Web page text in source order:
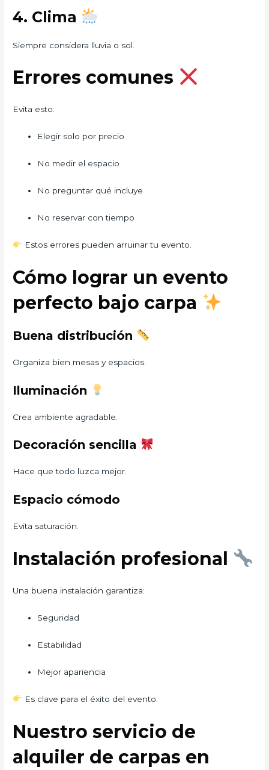
4. Clima
Siempre considera lluvia o sol.
Errores comunes
Evita esto:
Elegir solo por precio
No medir el espacio
No preguntar qué incluye
No reservar con tiempo
Estos errores pueden arruinar tu evento.
Cómo lograr un evento
perfecto bajo carpa
Buena distribución
Organiza bien mesas y espacios.
Iluminación
Crea ambiente agradable.
Decoración sencilla
Hace que todo luzca mejor.
Espacio cómodo
Evita saturación.
Instalación profesional
Una buena instalación garantiza:
Seguridad
Estabilidad
Mejor apariencia
Es clave para el éxito del evento.
Nuestro servicio de
alquiler de carpas en